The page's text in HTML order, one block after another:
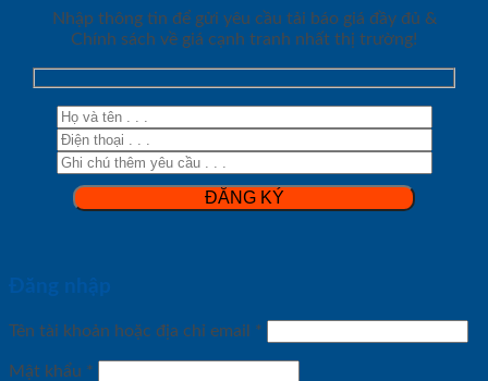
Nhập thông tin để gửi yêu cầu tải báo giá đầy đủ &
Chính sách về giá cạnh tranh nhất thị trường!
Đăng nhập
Tên tài khoản hoặc địa chỉ email *
Mật khẩu *